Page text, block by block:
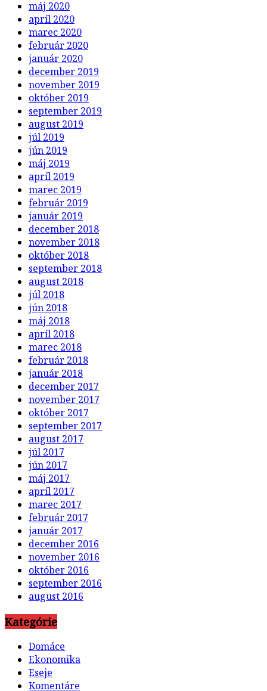
máj 2020
apríl 2020
marec 2020
február 2020
január 2020
december 2019
november 2019
október 2019
september 2019
august 2019
júl 2019
jún 2019
máj 2019
apríl 2019
marec 2019
február 2019
január 2019
december 2018
november 2018
október 2018
september 2018
august 2018
júl 2018
jún 2018
máj 2018
apríl 2018
marec 2018
február 2018
január 2018
december 2017
november 2017
október 2017
september 2017
august 2017
júl 2017
jún 2017
máj 2017
apríl 2017
marec 2017
február 2017
január 2017
december 2016
november 2016
október 2016
september 2016
august 2016
Kategórie
Domáce
Ekonomika
Eseje
Komentáre